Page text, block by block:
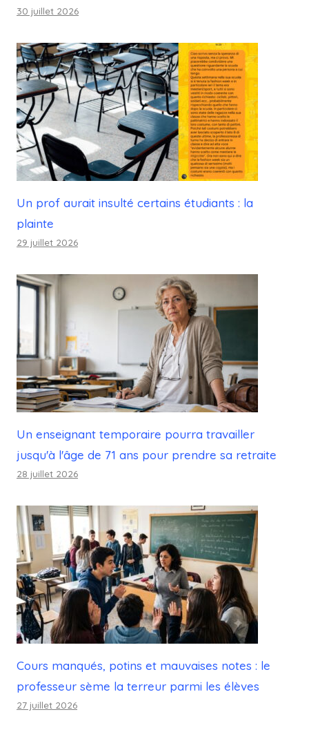
30 juillet 2026
Un prof aurait insulté certains étudiants : la
plainte
29 juillet 2026
Un enseignant temporaire pourra travailler
jusqu'à l'âge de 71 ans pour prendre sa retraite
28 juillet 2026
Cours manqués, potins et mauvaises notes : le
professeur sème la terreur parmi les élèves
27 juillet 2026